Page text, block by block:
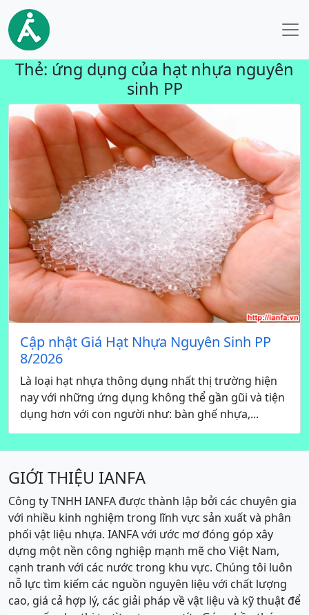
Thẻ: ứng dụng của hạt nhựa nguyên
sinh PP
Cập nhật Giá Hạt Nhựa Nguyên Sinh PP
8/2026
Là loại hạt nhựa thông dụng nhất thị trường hiện
nay với những ứng dụng không thể gần gũi và tiện
dụng hơn với con người như: bàn ghế nhựa,...
GIỚI THIỆU IANFA
Công ty TNHH IANFA được thành lập bởi các chuyên gia
với nhiều kinh nghiệm trong lĩnh vực sản xuất và phân
phối vật liệu nhựa. IANFA với ước mơ đóng góp xây
dựng một nền công nghiệp mạnh mẽ cho Việt Nam,
cạnh tranh với các nước trong khu vực. Chúng tôi luôn
nỗ lực tìm kiếm các nguồn nguyên liệu với chất lượng
cao, giá cả hợp lý, các giải pháp về vật liệu và kỹ thuật để